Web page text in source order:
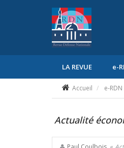
LA REVUE e-
Accueil e-RDN
Actualité